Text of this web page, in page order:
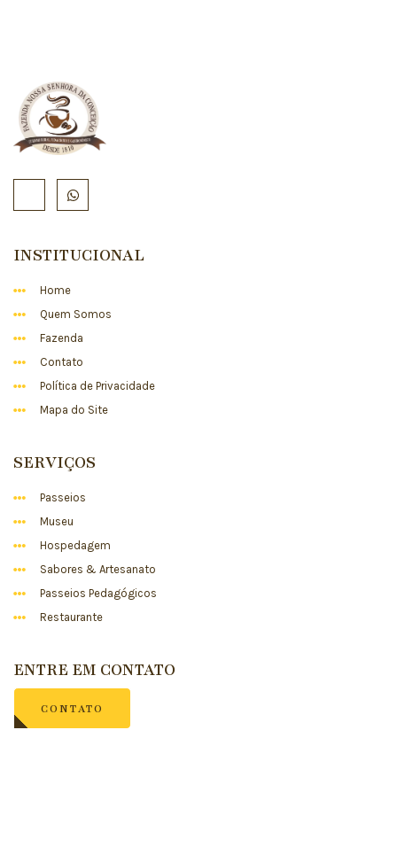
INSTITUCIONAL
Home
Quem Somos
Fazenda
Contato
Política de Privacidade
Mapa do Site
SERVIÇOS
Passeios
Museu
Hospedagem
Sabores & Artesanato
Passeios Pedagógicos
Restaurante
ENTRE EM CONTATO
CONTATO